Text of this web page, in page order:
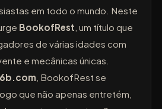
em todo o mundo. Neste
BookofRest , um título que
de várias idades com
e mecânicas únicas.
, BookofRest se
que não apenas entretém,